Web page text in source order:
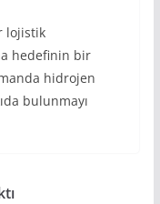
lojistik
hedefinin bir
hidrojen
bulunmayı